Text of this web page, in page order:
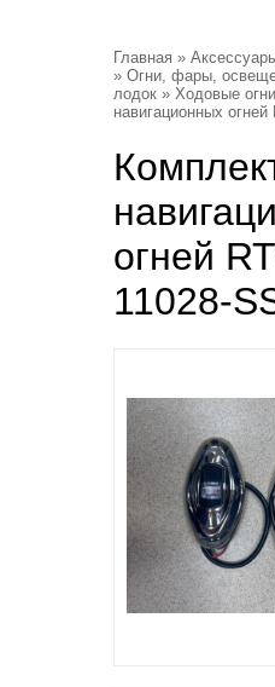
Главная »
» Огни, фары,
лодок » Ходовые огни
навигационных огней
огней
11028-